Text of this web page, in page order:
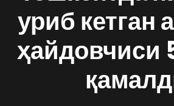
уриб кетган
ҳайдовчиси